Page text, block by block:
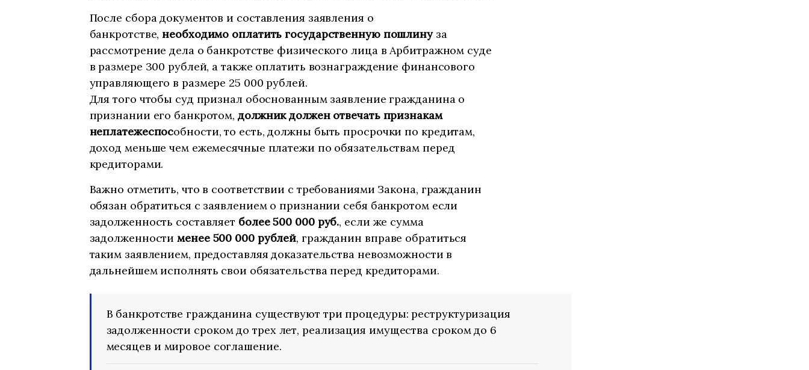
После сбора документов и составления заявления о
банкротстве, необходимо оплатить государственную пошлинуза
рассмотрение дела о банкротстве физического лица в Арбитражном суде
в размере 300 рублей, а также оплатить вознаграждение финансового
управляющего в размере 25 000 рублей.
Для того чтобы суд признал обоснованным заявление гражданина о
признании его банкротом, должник должен отвечать признакам
неплатежеспособности, то есть, должны быть просрочки по кредитам,
доход меньше чем ежемесячные платежи по обязательствам перед
кредиторами.
Важно отметить, что в соответствии с требованиями Закона, гражданин
обязан обратиться с заявлением о признании себя банкротом если
задолженность составляет более 500 000 руб., если же сумма
задолженностименее 500 000 рублей, гражданин вправе обратиться
таким заявлением, предоставляя доказательства невозможности в
дальнейшем исполнять свои обязательства перед кредиторами.
В банкротстве гражданина существуют три процедуры: реструктуризация
задолженности сроком до трех лет, реализация имущества сроком до 6
месяцев и мировое соглашение.